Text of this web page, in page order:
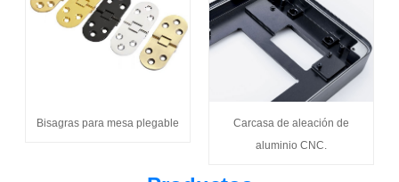
Bisagras para mesa plegable
Carcasa de aleación de
aluminio CNC.